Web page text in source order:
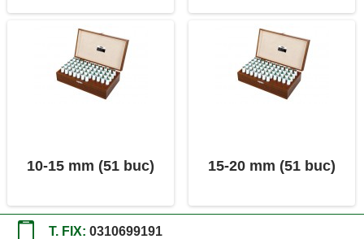
10-15 mm (51 buc) 15-20 mm (51 buc)
T. FIX: 0310699191